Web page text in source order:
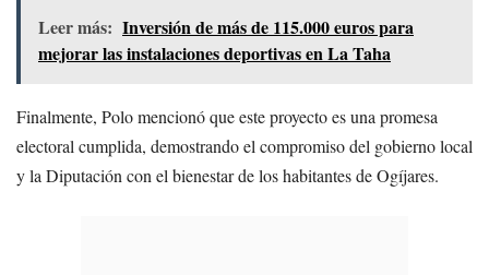
Leer más: Inversión de más de 115.000 euros para
mejorar las instalaciones deportivas en La Taha
Finalmente, Polo mencionó que este proyecto es una promesa
electoral cumplida, demostrando el compromiso del gobierno local
y la Diputación con el bienestar de los habitantes de Ogíjares.